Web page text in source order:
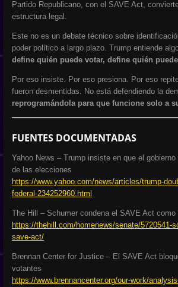
Partido Republicano, con el SAVE Act,
estructura legal.
Este no es un debate técnico sobre
poder político a largo plazo. Trump entiende
define quién puede votar, define quién
Por eso insiste. Por eso presiona. Por eso
fueron desmentidas. No está defendiendo la
reprogramándola para que funcione solo a
FUENTES DOCUMENTADAS
Yahoo News – Trump insiste en que el gobierno
de las elecciones
https://www.yahoo.com/news/articles/trump-
federal-234252960.html
The Hill – Schumer condena el SAVE Act como
https://thehill.com/homenews/senate/5720541-
save-act/
Brennan Center for Justice – El SAVE Act
votantes
https://www.brennancenter.org/our-work/